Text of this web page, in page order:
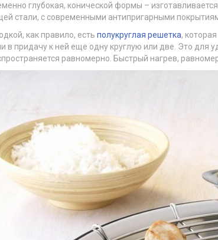
глубокая, конической формы –
стали, с современными антипригарными
как правило, есть полукруглая решетка,
в придачу к ней еще одну круглую или две. Это
равномерно. Быстрый нагрев,